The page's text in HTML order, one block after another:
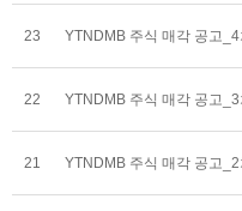
23 YTNDMB 주식 매각 공고
22 YTNDMB 주식 매각 공고
21 YTNDMB 주식 매각 공고